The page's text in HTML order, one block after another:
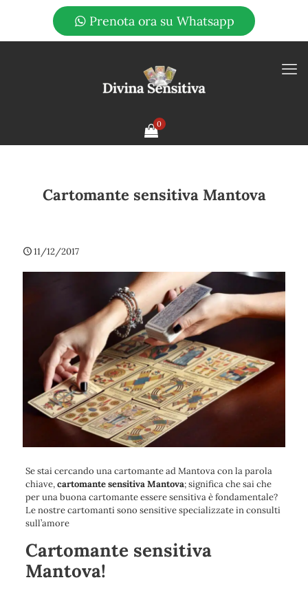
Prenota ora su Whatsapp
0
Cartomante sensitiva Mantova
11/12/2017
Se stai cercando una cartomante ad Mantova con la parola
chiave,cartomante sensitiva Mantova; significa che sai che
per una buona cartomante essere sensitiva è fondamentale?
Le nostre cartomanti sono sensitive specializzate in consulti
sull’amore
Cartomante sensitiva
Mantova!